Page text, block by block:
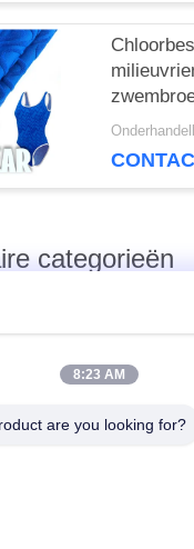
categorieën
Stof
8:23 AM
are you looking for?